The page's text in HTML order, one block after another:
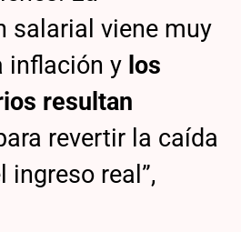
salarial viene muy
inflación y los
resultan
revertir la caída
ingreso real”,